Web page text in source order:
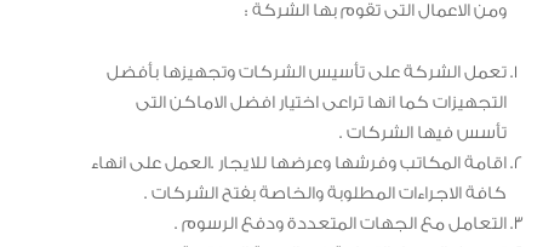
ومن الاعمال التى تقوم بها الشركة :
تعمل الشركة على تأسيس الشركات وتجهيزها بأفضل
التجهيزات كما انها تراعى اختيار افضل الاماكن التى
تأسس فيها الشركات .
اقامة المكاتب وفرشها وعرضها للايجار .العمل على انهاء
كافة الاجراءات المطلوبة والخاصة بفتح الشركات .
التعامل مع الجهات المتعددة ودفع الرسوم .